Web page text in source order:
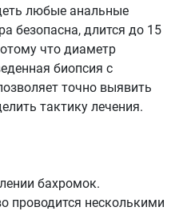
любые анальные
безопасна, длится до 15
что диаметр
биопсия с
точно выявить
тактику лечения.
бахромок.
проводится несколькими